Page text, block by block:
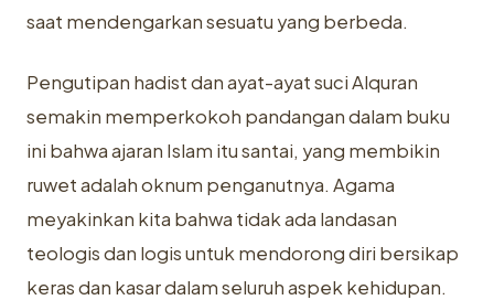
saat mendengarkan sesuatu yang berbeda.
Pengutipan hadist dan ayat-ayat suci Alquran
semakin memperkokoh pandangan dalam buku
ini bahwa ajaran Islam itu santai, yang membikin
ruwet adalah oknum penganutnya. Agama
meyakinkan kita bahwa tidak ada landasan
teologis dan logis untuk mendorong diri bersikap
keras dan kasar dalam seluruh aspek kehidupan.